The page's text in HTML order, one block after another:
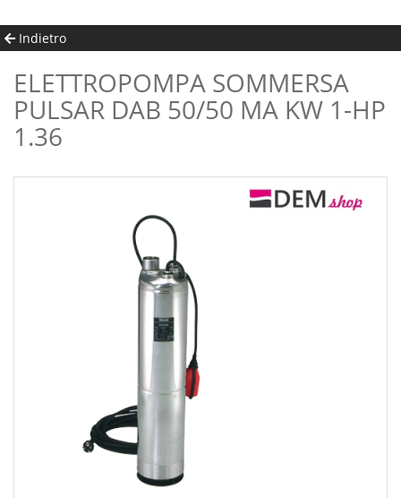
Indietro
ELETTROPOMPA SOMMERSA
PULSAR DAB 50/50 MA KW 1-HP
1.36